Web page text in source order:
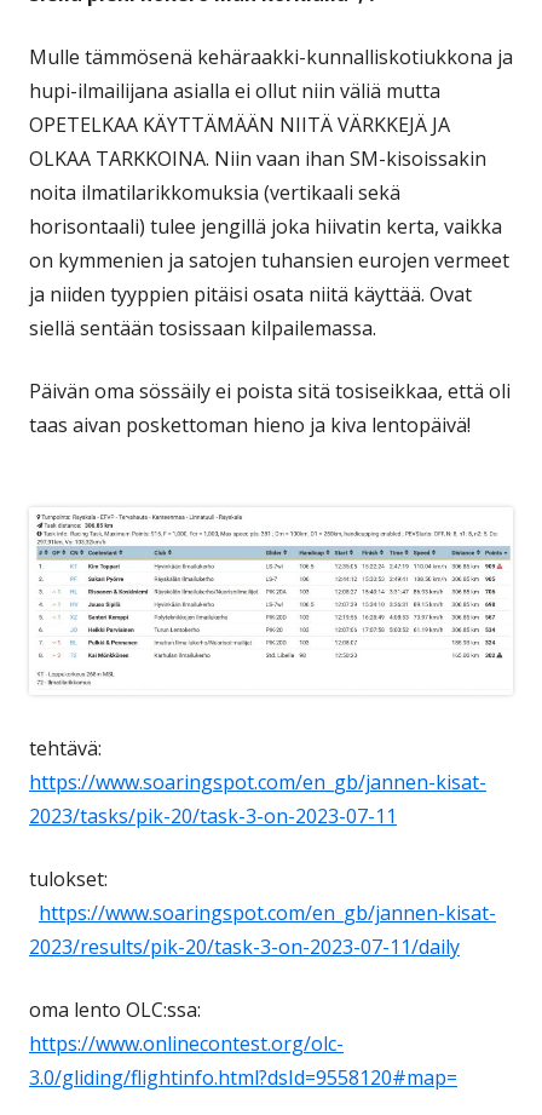
Mulle tämmösenä kehäraakki-kunnalliskotiukkona ja
hupi-ilmailijana asialla ei ollut niin väliä mutta
OPETELKAA KÄYTTÄMÄÄN NIITÄ VÄRKKEJÄ JA
OLKAA TARKKOINA. Niin vaan ihan SM-kisoissakin
noita ilmatilarikkomuksia (vertikaali sekä
horisontaali) tulee jengillä joka hiivatin kerta, vaikka
on kymmenien ja satojen tuhansien eurojen vermeet
ja niiden tyyppien pitäisi osata niitä käyttää. Ovat
siellä sentään tosissaan kilpailemassa.
Päivän oma sössäily ei poista sitä tosiseikkaa, että oli
taas aivan poskettoman hieno ja kiva lentopäivä!
tehtävä:
https://www.soaringspot.com/en_gb/jannen-kisat-
2023/tasks/pik-20/task-3-on-2023-07-11
tulokset:
https://www.soaringspot.com/en_gb/jannen-kisat-
2023/results/pik-20/task-3-on-2023-07-11/daily
oma lento OLC:ssa:
https://www.onlinecontest.org/olc-
3.0/gliding/flightinfo.html?dsId=9558120#map=